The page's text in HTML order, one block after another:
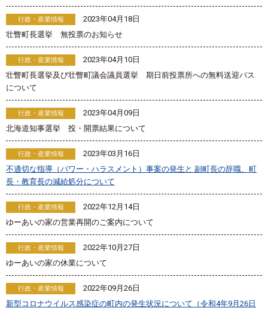
行政・産業情報
2023年04月18日
壮瞥町長選挙 無投票のお知らせ
行政・産業情報
2023年04月10日
壮瞥町長選挙及び壮瞥町議会議員選挙 期日前投票所への無料送迎バス
について
行政・産業情報
2023年04月09日
北海道知事選挙 投・開票結果について
行政・産業情報
2023年03月16日
不適切な指導（パワー・ハラスメント）事案の発生と 副町長の辞職、町
長・教育長の減給処分について
行政・産業情報
2022年12月14日
ゆーあいの家の営業再開のご案内について
行政・産業情報
2022年10月27日
ゆーあいの家の休業について
行政・産業情報
2022年09月26日
新型コロナウイルス感染症の町内の発生状況について（令和4年9月26日